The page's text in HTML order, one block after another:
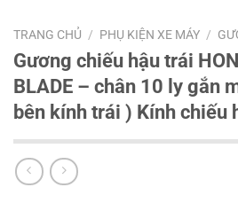
TRANG CHỦ / PHỤ KIỆN XE MÁY /
Gương chiếu hậu trái
BLADE – chân 10 ly gắn
bên kính trái ) Kính chiếu